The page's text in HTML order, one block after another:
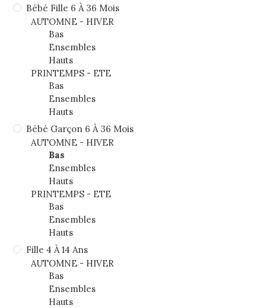
Bébé Fille 6 À 36 Mois
AUTOMNE - HIVER
Bas
Ensembles
Hauts
PRINTEMPS - ETE
Bas
Ensembles
Hauts
Bébé Garçon 6 À 36 Mois
AUTOMNE - HIVER
Bas
Ensembles
Hauts
PRINTEMPS - ETE
Bas
Ensembles
Hauts
Fille 4 À 14 Ans
AUTOMNE - HIVER
Bas
Ensembles
Hauts